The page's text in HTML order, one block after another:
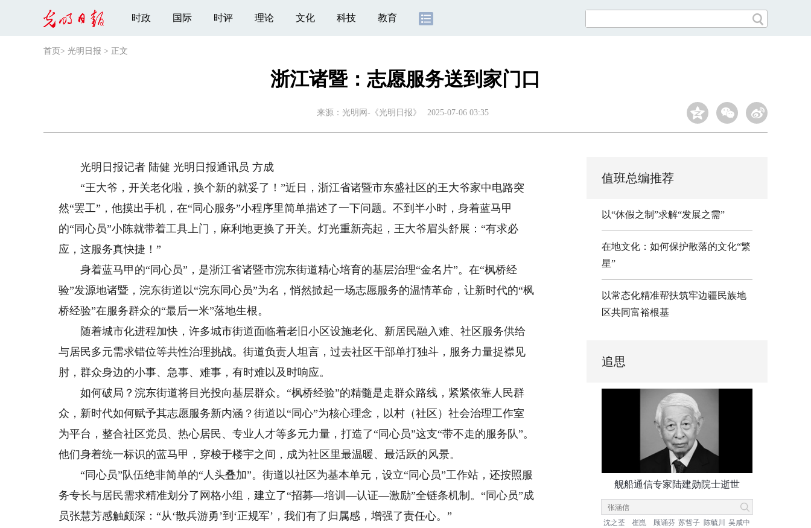
时政 国际 时评 理论 文化 科技 教育
首页 > 光明日报 > 正文
浙江诸暨：志愿服务送到家门口
来源： 光明网-《光明日报》 2025-07-06 03:35
光明日报记者 陆健 光明日报通讯员 方成
“王大爷，开关老化啦，换个新的就妥了！”近日，浙江省诸暨市东盛社区的王大爷家中电路突
然“罢工”，他摸出手机，在“同心服务”小程序里简单描述了一下问题。不到半小时，身着蓝马甲
的“同心员”小陈就带着工具上门，麻利地更换了开关。灯光重新亮起，王大爷眉头舒展：“有求必
应，这服务真快捷！”
身着蓝马甲的“同心员”，是浙江省诸暨市浣东街道精心培育的基层治理“金名片”。在“枫桥经
验”发源地诸暨，浣东街道以“浣东同心员”为名，悄然掀起一场志愿服务的温情革命，让新时代的“枫
桥经验”在服务群众的“最后一米”落地生根。
随着城市化进程加快，许多城市街道面临着老旧小区设施老化、新居民融入难、社区服务供给
与居民多元需求错位等共性治理挑战。街道负责人坦言，过去社区干部单打独斗，服务力量捉襟见
肘，群众身边的小事、急事、难事，有时难以及时响应。
如何破局？浣东街道将目光投向基层群众。“枫桥经验”的精髓是走群众路线，紧紧依靠人民群
众，新时代如何赋予其志愿服务新内涵？街道以“同心”为核心理念，以村（社区）社会治理工作室
为平台，整合社区党员、热心居民、专业人才等多元力量，打造了“同心员”这支“带不走的服务队”。
他们身着统一标识的蓝马甲，穿梭于楼宇之间，成为社区里最温暖、最活跃的风景。
“同心员”队伍绝非简单的“人头叠加”。街道以社区为基本单元，设立“同心员”工作站，还按照服
务专长与居民需求精准划分了网格小组，建立了“招募—培训—认证—激励”全链条机制。“同心员”成
员张慧芳感触颇深：“从‘散兵游勇’到‘正规军’，我们有了归属感，增强了责任心。”
值班总编推荐
以“休假之制”求解“发展之需”
在地文化：如何保护散落的文化“繁
星”
以常态化精准帮扶筑牢边疆民族地
区共同富裕根基
追思
舰船通信专家陆建勋院士逝世
沈之荃 崔崑 顾诵芬 苏哲子 陈毓川
吴咸中